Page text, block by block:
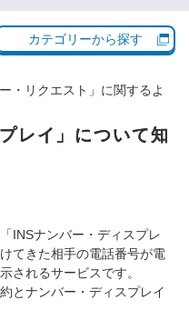
カテゴリーから探す
・リクエスト 」に関するよ
レイ」について知
INSナンバー・ディスプレ
てきた相手の電話番号が電
されるサービスです。
とナンバー・ディスプレイ